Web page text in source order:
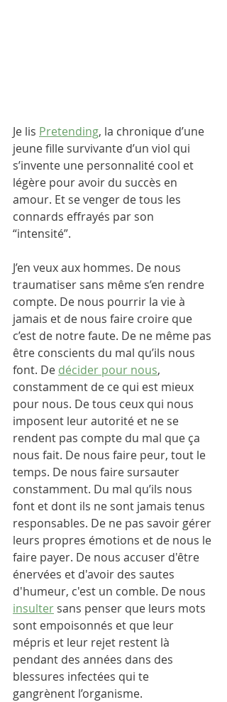
Je lis Pretending, la chronique d’une
jeune fille survivante d’un viol qui
s’invente une personnalité cool et
légère pour avoir du succès en
amour. Et se venger de tous les
connards effrayés par son
“intensité”.
J’en veux aux hommes. De nous
traumatiser sans même s’en rendre
compte. De nous pourrir la vie à
jamais et de nous faire croire que
c’est de notre faute. De ne même pas
être conscients du mal qu’ils nous
font. De décider pour nous,
constamment de ce qui est mieux
pour nous. De tous ceux qui nous
imposent leur autorité et ne se
rendent pas compte du mal que ça
nous fait. De nous faire peur, tout le
temps. De nous faire sursauter
constamment. Du mal qu’ils nous
font et dont ils ne sont jamais tenus
responsables. De ne pas savoir gérer
leurs propres émotions et de nous le
faire payer. De nous accuser d'être
énervées et d'avoir des sautes
d'humeur, c'est un comble. De nous
insulter sans penser que leurs mots
sont empoisonnés et que leur
mépris et leur rejet restent là
pendant des années dans des
blessures infectées qui te
gangrènent l’organisme.